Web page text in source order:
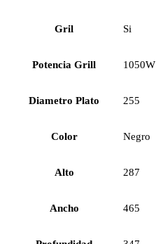
Gril Si
Potencia Grill 1050W
Diametro Plato 255
Color Negro
Alto 287
Ancho 465